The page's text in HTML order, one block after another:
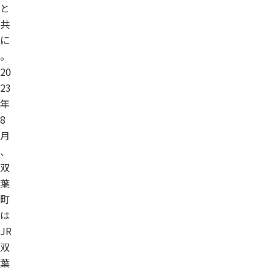
と
共
に
。
20
23
年
8
月
、
双
葉
町
は
JR
双
葉